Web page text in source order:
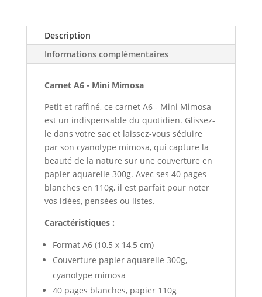
Description
Informations complémentaires
Carnet A6 - Mini Mimosa
Petit et raffiné, ce carnet A6 - Mini Mimosa
est un indispensable du quotidien. Glissez-
le dans votre sac et laissez-vous séduire
par son cyanotype mimosa, qui capture la
beauté de la nature sur une couverture en
papier aquarelle 300g. Avec ses 40 pages
blanches en 110g, il est parfait pour noter
vos idées, pensées ou listes.
Caractéristiques :
Format A6 (10,5 x 14,5 cm)
Couverture papier aquarelle 300g,
cyanotype mimosa
40 pages blanches, papier 110g